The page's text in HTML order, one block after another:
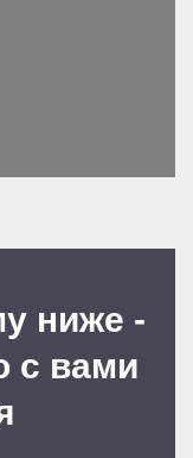
ниже -
с вами